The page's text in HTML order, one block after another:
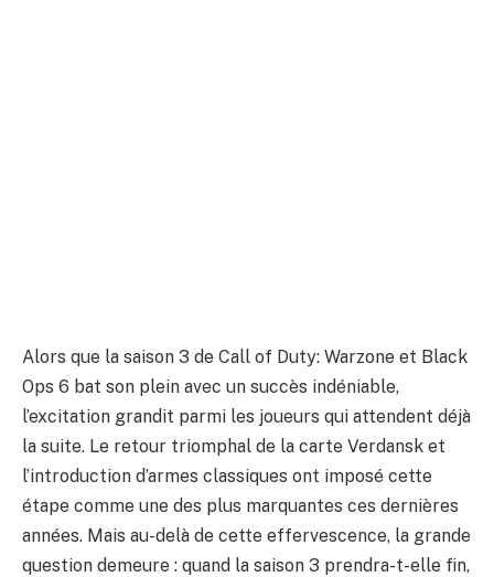
Alors que la saison 3 de Call of Duty: Warzone et Black
Ops 6 bat son plein avec un succès indéniable,
l’excitation grandit parmi les joueurs qui attendent déjà
la suite. Le retour triomphal de la carte Verdansk et
l’introduction d’armes classiques ont imposé cette
étape comme une des plus marquantes ces dernières
années. Mais au-delà de cette effervescence, la grande
question demeure : quand la saison 3 prendra-t-elle fin,